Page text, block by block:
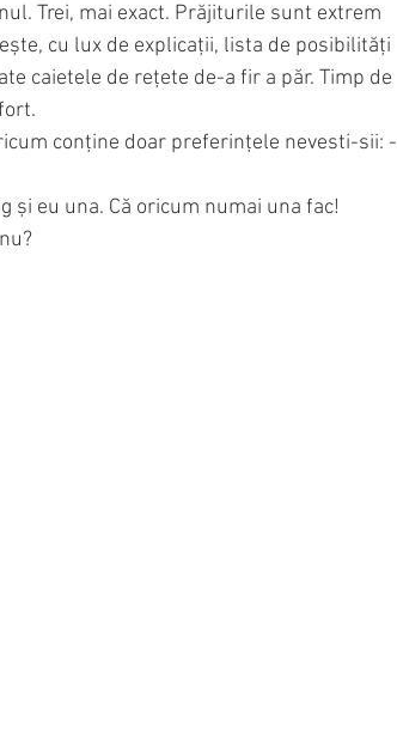
Trei, mai exact. Prăjiturile sunt extrem
cu lux de explicații, lista de posibilități
caietele de rețete de-a fir a păr. Timp de
conține doar preferințele nevesti-sii: -
și eu una. Că oricum numai una fac!